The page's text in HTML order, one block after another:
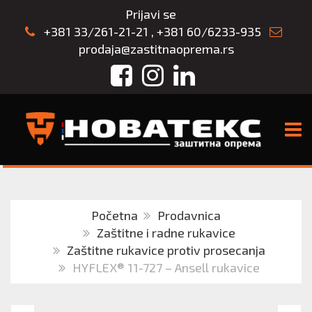
Prijavi se
+381 33/261-21-21 , +381 60/6233-935
prodaja@zastitnaoprema.rs
FacebookInstagram
LinkedIn
Početna
Prodavnica
Zaštitne i radne rukavice
Zaštitne rukavice protiv prosecanja
HYFLEX® 11-727 – Ansell rukavice